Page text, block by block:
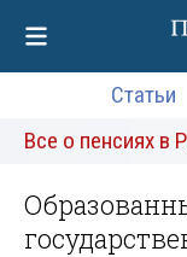
Статьи
Все о пенсиях в